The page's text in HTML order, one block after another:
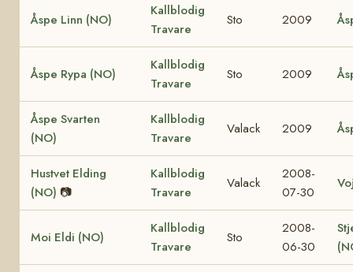
Åspe Linn (NO)
Kallblodig
Travare
Sto 2009
Åspe Rypa (NO)
Kallblodig
Travare
Sto 2009
Åspe Svarten
(NO)
Kallblodig
Travare
Valack 2009
Hustvet Elding
(NO) 📷
Kallblodig
Travare
Valack
2008-
07-30
Moi Eldi (NO)
Kallblodig
Travare
Sto
2008-
06-30